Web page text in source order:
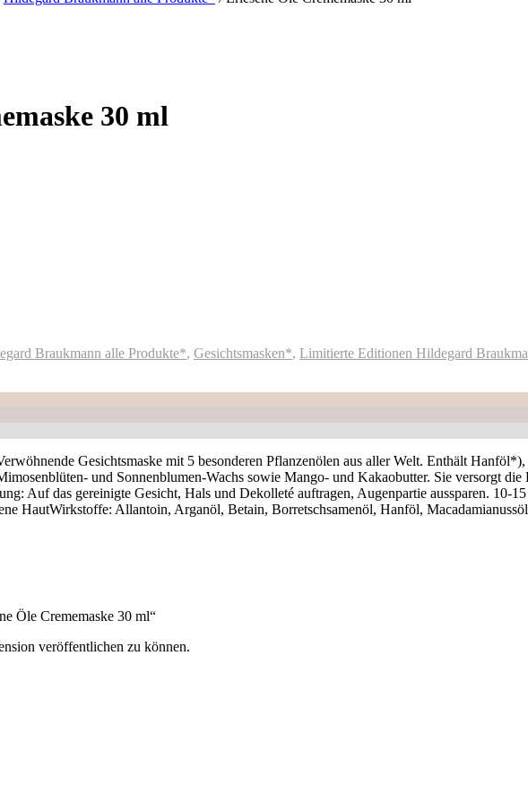
30 ml
Braukmann alle Produkte*, Gesichtsmasken*, Limitierte Editionen Hildegard
Gesichtsmaske mit 5 besonderen Pflanzenölen aus aller Welt. Enthält
und Sonnenblumen-Wachs sowie Mango- und Kakaobutter. Sie versorgt
Auf das gereinigte Gesicht, Hals und Dekolleté auftragen, Augenpartie aussparen. 10-
HautWirkstoffe: Allantoin, Arganöl, Betain, Borretschsamenöl, Hanföl,
Öle Crememaske 30 ml“
veröffentlichen zu können.